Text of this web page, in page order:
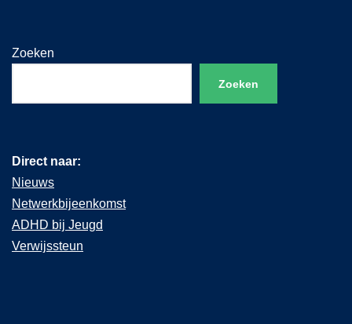
Zoeken
Zoeken
Direct naar:
Nieuws
Netwerkbijeenkomst
ADHD bij Jeugd
Verwijssteun